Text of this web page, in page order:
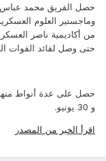
حصل الفريق محمد عباس
وماجستير العلوم
من أكاديمية ناصر
حتى وصل لقائد القوات
و 30 يونيو.
اقرأ الخبر من المصدر